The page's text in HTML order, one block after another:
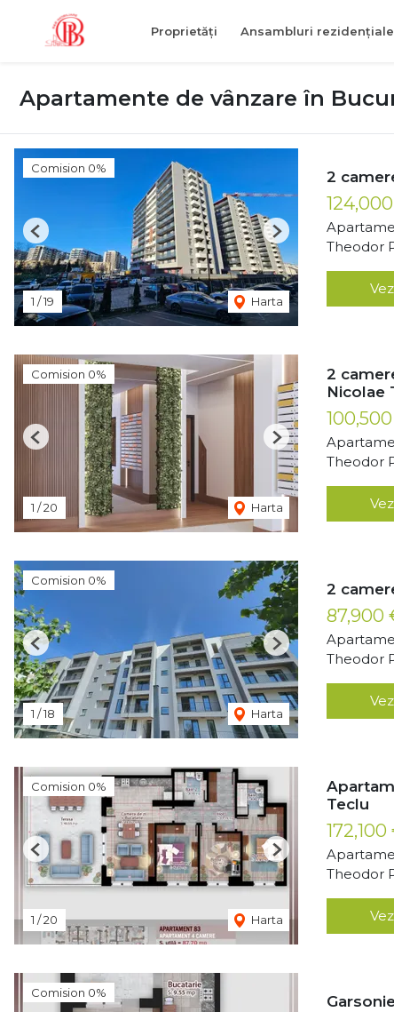
Proprietăți Ansambluri rezidențiale
Apartamente de vânzare în
Comision 0%
1 /19 Harta
Previous Next
2
Theodor
Comision 0%
1 /20 Harta
Previous Next
2
Nicolae
Theodor
Comision 0%
1 /18 Harta
Previous Next
2
87,900
Theodor
Comision 0%
1 /20 Harta
Previous Next
Teclu
172,100
Theodor
Comision 0%